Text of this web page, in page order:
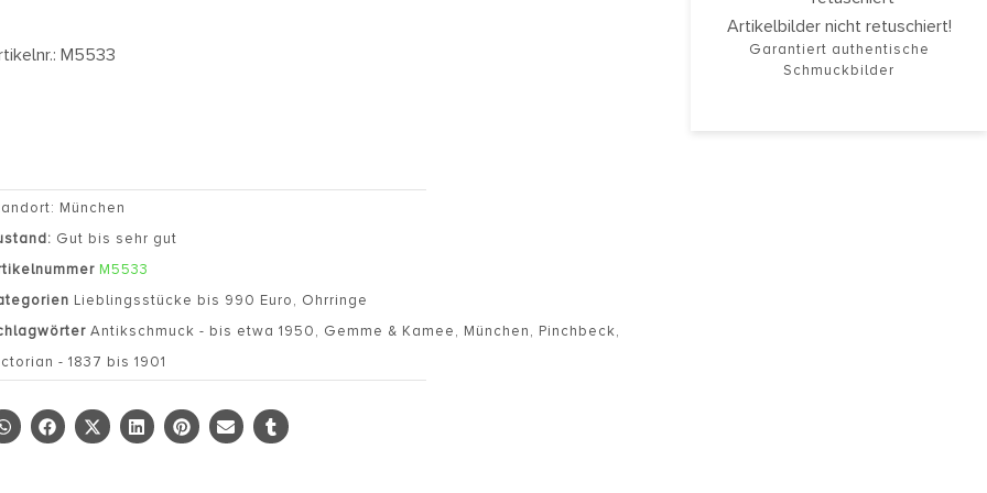
M5533
München
Gut bis sehr gut
M5533
Lieblingsstücke bis 990 Euro, Ohrringe
Antikschmuck - bis etwa 1950, Gemme & Kamee, München, Pinchbeck,
- 1837 bis 1901
Artikelbilder nicht retuschiert!
Garantiert authentische
Schmuckbilder